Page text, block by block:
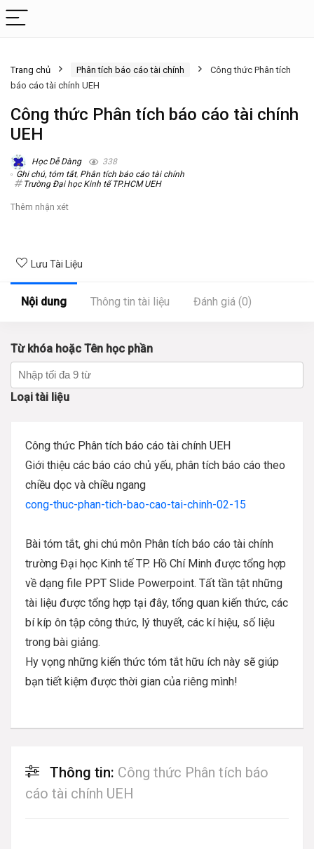
Trang chủ Phân tích báo cáo tài chính
Công thức Phân tích
báo cáo tài chính UEH
Công thức Phân tích báo cáo tài chính
UEH
Học Dễ Dàng
338
Ghi chú, tóm tắt, Phân tích báo cáo tài chính
Trường Đại học Kinh tế TP.HCM UEH
Thêm nhận xét
Lưu Tài Liệu
Nội dung Thông tin tài liệu Đánh giá (0)
Từ khóa hoặc Tên học phần
Loại tài liệu
Công thức Phân tích báo cáo tài chính UEH
Giới thiệu các báo cáo chủ yếu, phân tích báo cáo theo
chiều dọc và chiều ngang
cong-thuc-phan-tich-bao-cao-tai-chinh-02-15
Bài tóm tắt, ghi chú môn Phân tích báo cáo tài chính
trường Đại học Kinh tế TP. Hồ Chí Minh được tổng hợp
về dạng file PPT Slide Powerpoint. Tất tần tật những
tài liệu được tổng hợp tại đây, tổng quan kiến thức, các
bí kíp ôn tập công thức, lý thuyết, các kí hiệu, số liệu
trong bài giảng.
Hy vọng những kiến thức tóm tắt hữu ích này sẽ giúp
bạn tiết kiệm được thời gian của riêng mình!
Thông tin: Công thức Phân tích báo
cáo tài chính UEH